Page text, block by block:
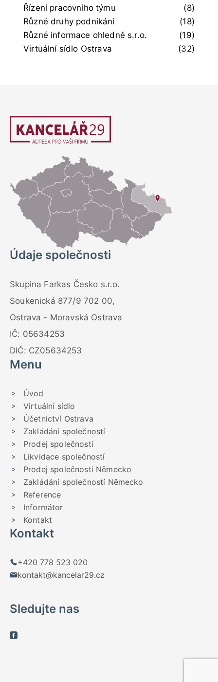
Řízení pracovního týmu
(8)
Různé druhy podnikání
(18)
Různé informace ohledně s.r.o.
(19)
Virtuální sídlo Ostrava
(32)
Údaje společnosti
Skupina Farkas Česko s.r.o.
Soukenická 877/9 702 00,
Ostrava - Moravská Ostrava
IČ: 05634253
DIČ: CZ05634253
Menu
Úvod
Virtuální sídlo
Účetnictví Ostrava
Zakládání společností
Prodej společností
Likvidace společností
Prodej společností Německo
Zakládání společností Německo
Reference
Informátor
Kontakt
Kontakt
+420 778 523 020
kontakt@kancelar29.cz
Sledujte nas